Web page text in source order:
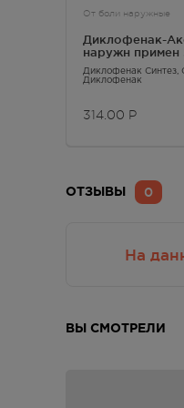
R52.0
R52.2
Фармако-
Применение
С особой
От боли наружные
Диклофенак-
наружн примен
Диклофенак Синтез
Диклофенак
314.00 Р
0
ОТЗЫВЫ
На
ВЫ СМОТРЕЛИ